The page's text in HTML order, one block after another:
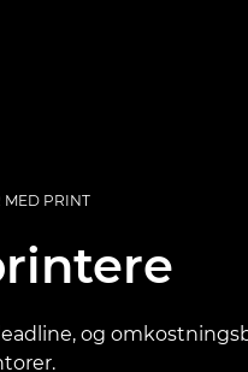
MED PRINT
og